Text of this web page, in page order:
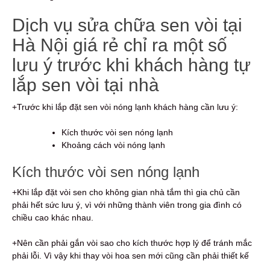
Dịch vụ sửa chữa sen vòi tại
Hà Nội giá rẻ chỉ ra một số
lưu ý trước khi khách hàng tự
lắp sen vòi tại nhà
+Trước khi lắp đặt sen vòi nóng lạnh khách hàng cần lưu ý:
Kích thước vòi sen nóng lạnh
Khoảng cách vòi nóng lạnh
Kích thước vòi sen nóng lạnh
+Khi lắp đặt vòi sen cho không gian nhà tắm thì gia chủ cần
phải hết sức lưu ý, vì với những thành viên trong gia đình có
chiều cao khác nhau.
+Nên cần phải gắn vòi sao cho kích thước hợp lý để tránh mắc
phải lỗi. Vì vậy khi thay vòi hoa sen mới cũng cần phải thiết kế